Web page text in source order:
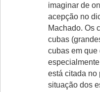
imaginar de
acepção no
Machado. Os
cubas
cubas em
está citada no
situação dos